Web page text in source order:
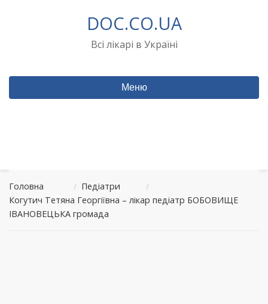
DOC.CO.UA
Всі лікарі в Україні
Меню
Головна / Педіатри
/
Когутич Тетяна Георгіївна – лікар педіатр БОБОВИЩЕ
ІВАНОВЕЦЬКА громада